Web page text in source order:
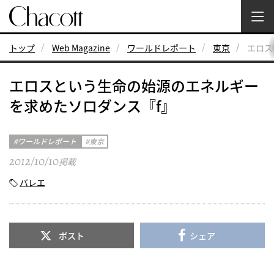
トップ Web Magazine ワールドレポート 東京 エロ
エロスという生命の始源のエネルギー
を求めたソロダンス『f』
ワールドレポート 東京
2012/10/10掲載
バレエ
ポスト シェア